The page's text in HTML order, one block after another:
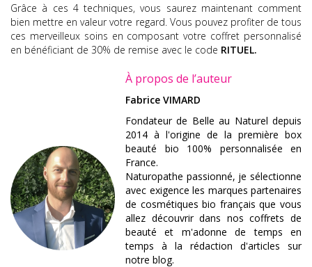
Grâce à ces 4 techniques, vous saurez maintenant comment
bien mettre en valeur votre regard. Vous pouvez profiter de tous
ces merveilleux soins en composant votre coffret personnalisé
en bénéficiant de 30% de remise avec le code RITUEL.
À propos de l’auteur
Fabrice VIMARD
Fondateur de Belle au Naturel depuis
2014 à l'origine de la première box
beauté bio 100% personnalisée en
France.
Naturopathe passionné, je sélectionne
avec exigence les marques partenaires
de cosmétiques bio français que vous
allez découvrir dans nos coffrets de
beauté et m'adonne de temps en
temps à la rédaction d'articles sur
notre blog.